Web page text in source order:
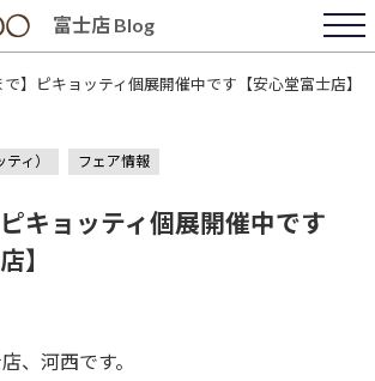
富士店 Blog
で】ピキョッティ個展開催中です【安心堂富士店】
ィ） フェア情報
ピキョッティ個展開催中です
】
、河西です。